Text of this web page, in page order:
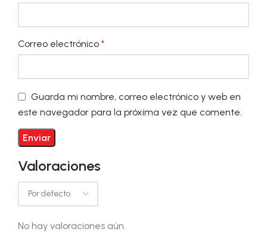
Valoraciones
No hay valoraciones aún.
Correo electrónico *
Guarda mi nombre, correo electrónico y web en
este navegador para la próxima vez que comente.